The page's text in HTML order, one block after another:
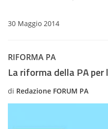
30 Maggio 2014
RIFORMA PA
La riforma della PA
di Redazione FORUM PA